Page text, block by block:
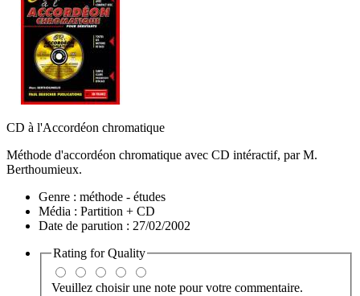
CD à l'Accordéon chromatique
Méthode d'accordéon chromatique avec CD intéractif, par M.
Berthoumieux.
Genre : méthode - études
Média : Partition + CD
Date de parution : 27/02/2002
Rating forQuality
Veuillez choisir une note pour votre commentaire.